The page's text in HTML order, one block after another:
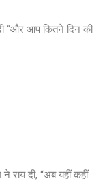
“और आप कितने दिन की
राय दी, “अब यहीं कहीं